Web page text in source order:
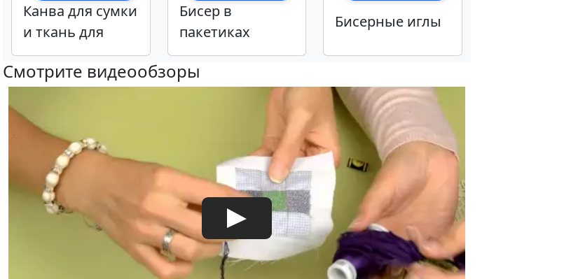
Канва для сумки
и ткань для
вишивания
Бисер в
пакетиках
Бисерные иглы
Смотрите видеообзоры